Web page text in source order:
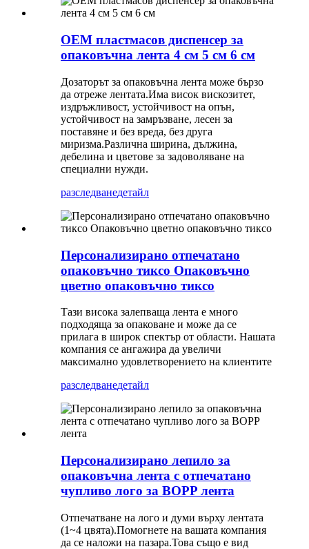
OEM пластмасов диспенсер за
опаковъчна лента 4 см 5 см 6 см
Дозаторът за опаковъчна лента може бързо
да отреже лентата.Има висок вискозитет,
издръжливост, устойчивост на опън,
устойчивост на замръзване, лесен за
поставяне и без вреда, без друга
миризма.Различна ширина, дължина,
дебелина и цветове за задоволяване на
специални нужди.
разследванедетайл
Персонализирано отпечатано
опаковъчно тиксо Опаковъчно
цветно опаковъчно тиксо
Тази висока залепваща лента е много
подходяща за опаковане и може да се
прилага в широк спектър от области. Нашата
компания се ангажира да увеличи
максимално удовлетворението на клиентите
разследванедетайл
Персонализирано лепило за
опаковъчна лента с отпечатано
чупливо лого за BOPP лента
Отпечатване на лого и думи върху лентата
(1~4 цвята).Помогнете на вашата компания
да се наложи на пазара.Това също е вид